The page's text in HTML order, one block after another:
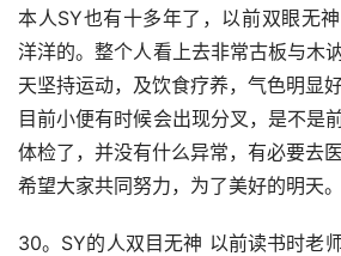
本人SY也有十多年了，以前双眼无
洋洋的。整个人看上去非常古板与木
天坚持运动，及饮食疗养，气色明显好
目前小便有时候会出现分叉，是不是
体检了，并没有什么异常，有必要去医
希望大家共同努力，为了美好的明天。
30。SY的人双目无神 以前读书时老